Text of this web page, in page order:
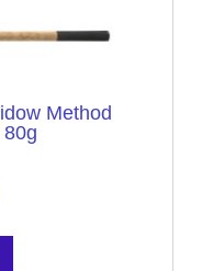
Method